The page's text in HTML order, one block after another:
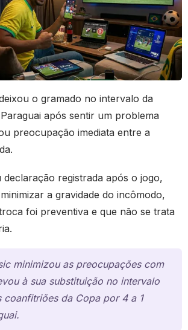
o gramado no intervalo da
após sentir um problema
preocupação imediata entre a
declaração registrada após o jogo,
a gravidade do incômodo,
foi preventiva e que não se trata
minimizou as preocupações com
à sua substituição no intervalo
coanfitriões da Copa por 4 a 1